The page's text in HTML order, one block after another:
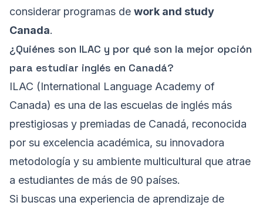
considerar programas de work and study
Canada.
¿Quiénes son ILAC y por qué son la mejor opción
para estudiar inglés en Canadá?
ILAC (International Language Academy of
Canada) es una de las escuelas de inglés más
prestigiosas y premiadas de Canadá, reconocida
por su excelencia académica, su innovadora
metodología y su ambiente multicultural que atrae
a estudiantes de más de 90 países.
Si buscas una experiencia de aprendizaje de